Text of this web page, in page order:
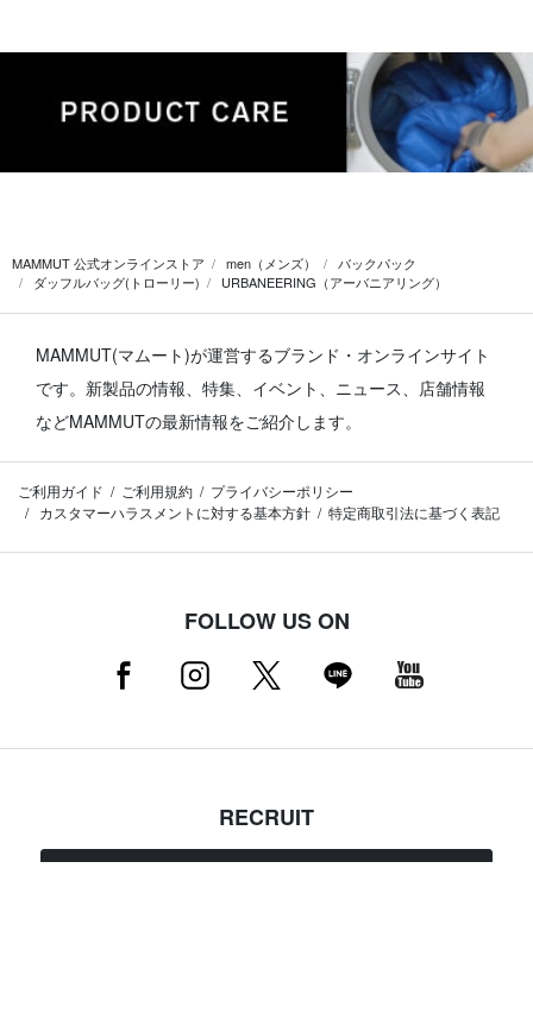
MAMMUT 公式オンラインストア men（メンズ）
バックパック
ダッフルバッグ(トローリー)
URBANEERING（アーバニアリング）
MAMMUT(マムート)が運営するブランド・オンラインサイト
です。 新製品の情報、特集、イベント、ニュース、店舗情報
などMAMMUTの最新情報をご紹介します。
ご利用ガイド ご利用規約
プライバシーポリシー
カスタマーハラスメントに対する基本方針
特定商取引法に基づく表記
FOLLOW US ON
RECRUIT